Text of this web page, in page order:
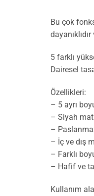
Bu çok
5 farklı
Dairesel
Özellikleri:
– 5 ayrı
– Siyah
–
– İç ve dış
– Farklı
– Hafif ve
Kullanım